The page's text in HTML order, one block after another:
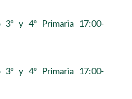
3º y 4º Primaria 17:00-
3º y 4º Primaria 17:00-